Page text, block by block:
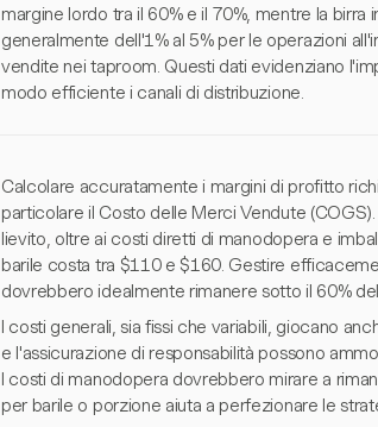
margine lordo tra il 60% e il 70%, mentre la
generalmente dell'1% al 5% per le operazioni
vendite nei taproom. Questi dati evidenziano
modo efficiente i canali di distribuzione.
Calcolare accuratamente i margini di profitto
particolare il Costo delle Merci Vendute
lievito, oltre ai costi diretti di manodopera e
barile costa tra $110 e $160. Gestire
dovrebbero idealmente rimanere sotto il 60%
I costi generali, sia fissi che variabili, giocano
e l'assicurazione di responsabilità possono
I costi di manodopera dovrebbero mirare a
per barile o porzione aiuta a perfezionare le